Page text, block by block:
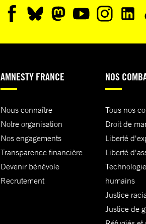
AMNESTY FRANCE
Nous connaître
Notre organisation
Nos engagements
Transparence financière
Devenir bénévole
Recrutement
NOS
Tous nos
Droit de
Liberté
Liberté
humains
Justice
Justice de